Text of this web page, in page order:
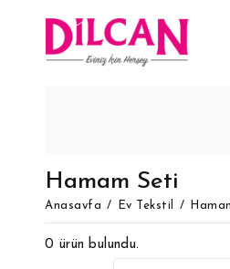
Hamam Seti
Anasayfa Ev Tekstil
0 ürün bulundu.